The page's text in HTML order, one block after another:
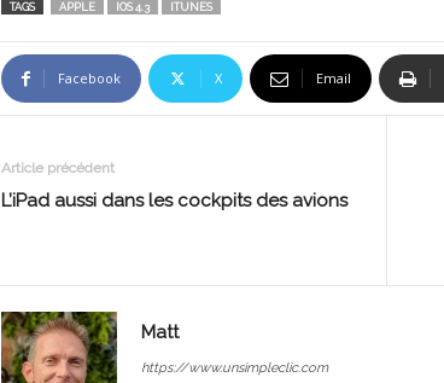
TAGS APPLE IOS 4.3 ITUNES
Facebook X Email
Article précédent
L’iPad aussi dans les cockpits des avions
Matt
https://www.unsimpleclic.com